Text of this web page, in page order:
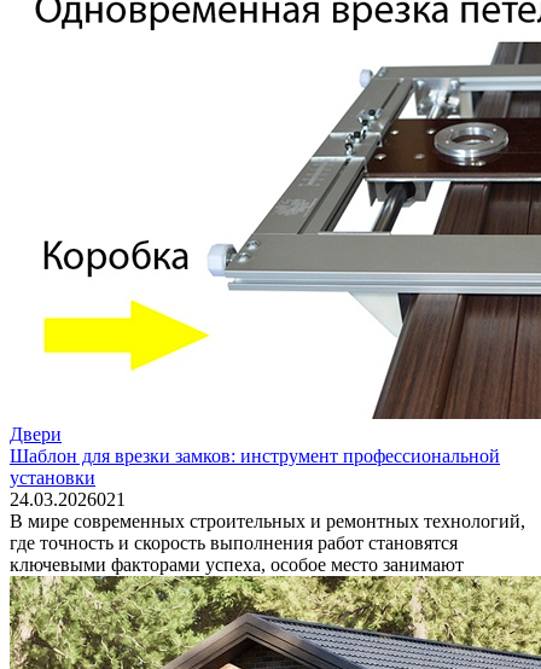
Двери
Шаблон для врезки замков: инструмент профессиональной
установки
24.03.2026021
В мире современных строительных и ремонтных технологий,
где точность и скорость выполнения работ становятся
ключевыми факторами успеха, особое место занимают